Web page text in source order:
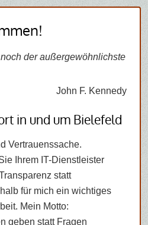
der außergewöhnlichste
John F. Kennedy
in und um Bielefeld
Vertrauenssache.
Ihrem IT-Dienstleister
statt
für mich ein wichtiges
Mein Motto:
geben statt Fragen